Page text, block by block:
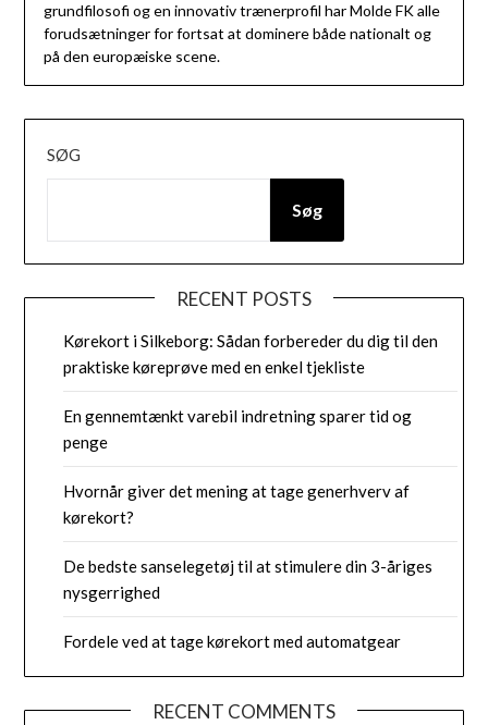
grundfilosofi og en innovativ trænerprofil har Molde FK alle
forudsætninger for fortsat at dominere både nationalt og
på den europæiske scene.
SØG
Søg
RECENT POSTS
Kørekort i Silkeborg: Sådan forbereder du dig til den
praktiske køreprøve med en enkel tjekliste
En gennemtænkt varebil indretning sparer tid og
penge
Hvornår giver det mening at tage generhverv af
kørekort?
De bedste sanselegetøj til at stimulere din 3-åriges
nysgerrighed
Fordele ved at tage kørekort med automatgear
RECENT COMMENTS